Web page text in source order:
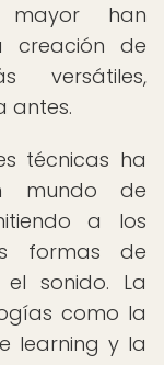
mayor han
creación de
versátiles,
antes.
técnicas ha
mundo de
a los
formas de
sonido. La
como la
learning y la